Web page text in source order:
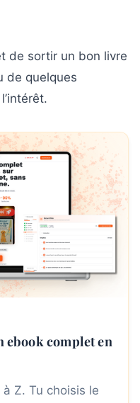
de sortir un bon livre
de quelques
ebook complet en
Z. Tu choisis le